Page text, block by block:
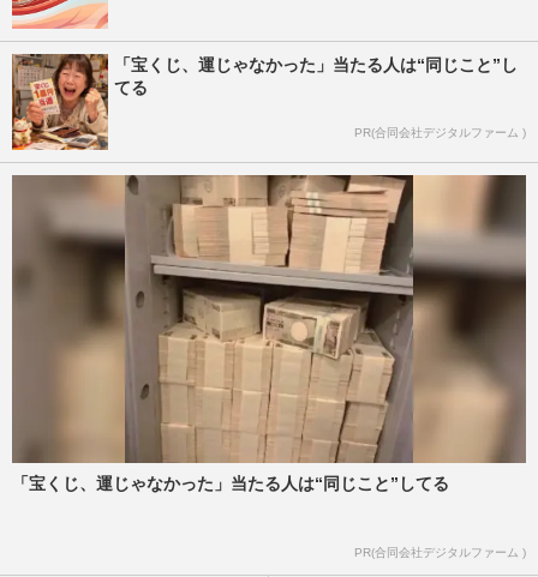
「宝くじ、運じゃなかった」当たる人は“同じこと”し
てる
PR(合同会社デジタルファーム )
「宝くじ、運じゃなかった」当たる人は“同じこと”してる
PR(合同会社デジタルファーム )